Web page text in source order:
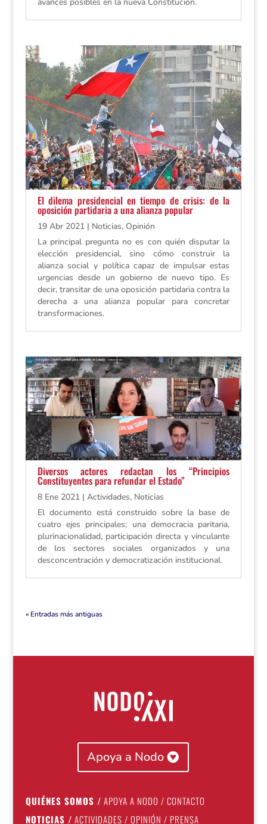
El dilema presidencial en tiempo de crisis: de la
oposición partidaria a una alianza popular
19 Abr 2021| Noticias, Opinión
La principal pregunta no es con quién disputar la
elección presidencial, sino cómo construir la
alianza social y política capaz de impulsar estas
urgencias desde un gobierno de nuevo tipo. Es
decir, transitar de una oposición partidaria contra la
derecha a una alianza popular para concretar
transformaciones.
Diversos actores redactan los “Principios
Constituyentes para refundar el Estado”
8 Ene 2021| Actividades, Noticias
El documento está construido sobre la base de
cuatro ejes principales; una democracia paritaria,
plurinacionalidad, participación directa y vinculante
de los sectores sociales organizados y una
desconcentración y democratización institucional.
« Entradas más antiguas
Apoya a Nodo
QUIÉNES SOMOS / APOYA A NODO / CONTACTO
NOTICIAS / ACTIVIDADES / OPINIÓN / PRENSA